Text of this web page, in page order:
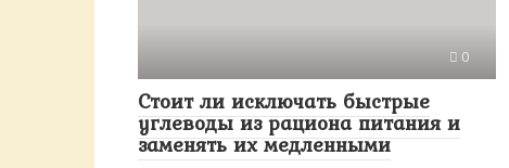
0
Стоит ли исключать быстрые
углеводы из рациона питания и
заменять их медленными